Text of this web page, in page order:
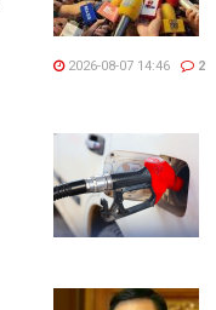
2026-08-07 14:46 2